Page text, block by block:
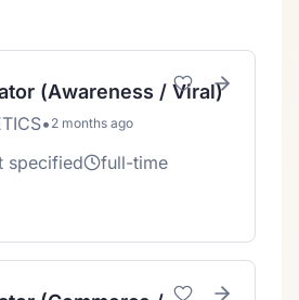
(Awareness / Viral)
• 2 months ago
specified full-time